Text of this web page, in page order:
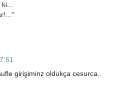
ki...
girişiminz oldukça cesurca..